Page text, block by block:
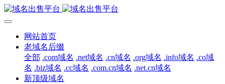
网站首页
老域名后缀
全部 .com域名 .net域名 .cn域名 .org域名 .info域名 .co域
名 .biz域名 .cc域名 .com.cn域名 .net.cn域名
新顶级域名